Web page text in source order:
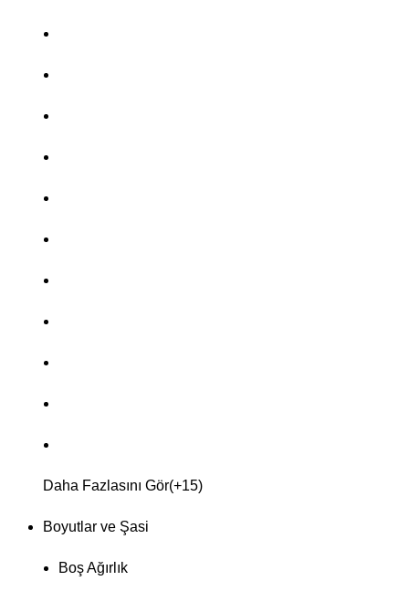
Daha Fazlasını Gör(+15)
Boyutlar ve Şasi
Boş Ağırlık